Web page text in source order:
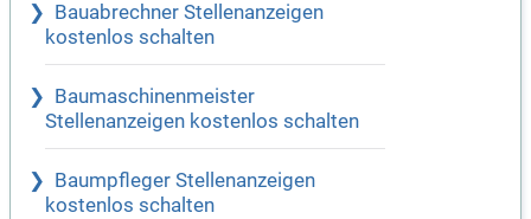
Bauabrechner Stellenanzeigen
kostenlos schalten
Baumaschinenmeister
Stellenanzeigen kostenlos schalten
Baumpfleger Stellenanzeigen
kostenlos schalten